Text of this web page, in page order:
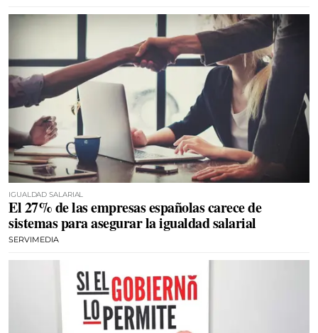
IGUALDAD SALARIAL
El 27% de las empresas españolas carece de
sistemas para asegurar la igualdad salarial
SERVIMEDIA